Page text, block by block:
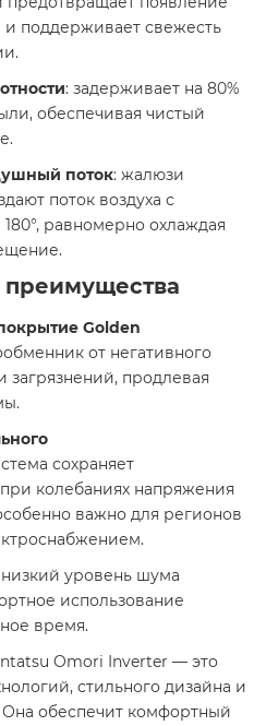
и поддерживает свежесть
: задерживает на 80%
обеспечивая чистый
поток: жалюзи
поток воздуха с
равномерно охлаждая
Golden
от негативного
загрязнений, продлевая
сохраняет
колебаниях напряжения
важно для регионов
низкий уровень шума
использование
время.​
Omori Inverter — это
стильного дизайна и
обеспечит комфортный